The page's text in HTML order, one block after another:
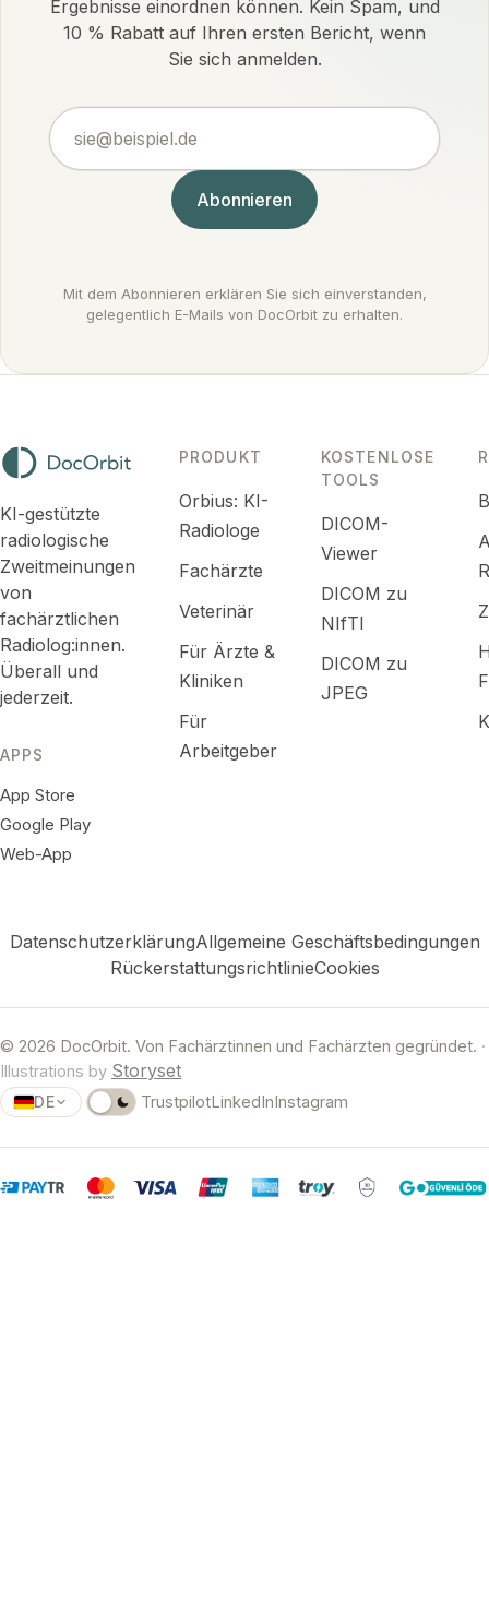
Ergebnisse einordnen können. Kein Spam, und
10 % Rabatt auf Ihren ersten Bericht, wenn
Sie sich anmelden.
Abonnieren
Mit dem Abonnieren erklären Sie sich einverstanden,
gelegentlich E-Mails von DocOrbit zu erhalten.
KI-gestützte
radiologische
Zweitmeinungen
von
fachärztlichen
Radiolog:innen.
Überall und
jederzeit.
APPS
App Store
Google Play
Web-App
PRODUKT
Orbius: KI-
Radiologe
Fachärzte
Veterinär
Für Ärzte &
Kliniken
Für
Arbeitgeber
KOSTENLOSE
TOOLS
DICOM-
Viewer
DICOM zu
NIfTI
DICOM zu
JPEG
DatenschutzerklärungAllgemeine Geschäftsbedingungen
RückerstattungsrichtlinieCookies
© 2026 DocOrbit. Von Fachärztinnen und Fachärzten gegründet. ·
Illustrations by Storyset
DE TrustpilotLinkedInInstagram